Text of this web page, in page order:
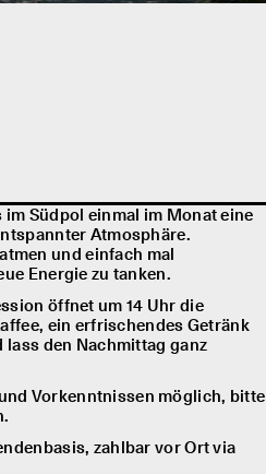
Südpol einmal im Monat eine
Atmosphäre.
und einfach mal
Energie zu tanken.
öffnet um 14 Uhr die
ein erfrischendes Getränk
lass den Nachmittag ganz
Vorkenntnissen möglich, bitte
zahlbar vor Ort via